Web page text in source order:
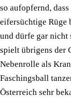
so aufopfernd,
eifersüchtige Rüge
und dürfe gar nicht
spielt übrigens der
Nebenrolle als
Faschingsball
Österreich sehr